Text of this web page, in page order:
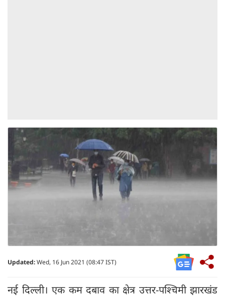
Updated:Wed, 16 Jun 2021 (08:47 IST)
नई दिल्ली। एक कम दबाव का क्षेत्र उत्तर-पश्चिमी झारखंड